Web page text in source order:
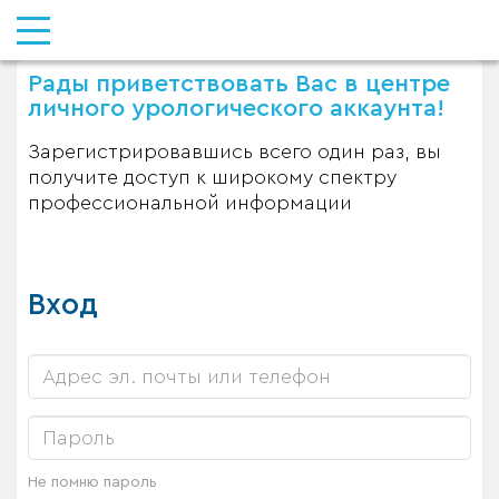
Рады приветствовать Вас в центре
личного урологического аккаунта!
Зарегистрировавшись всего один раз, вы
получите доступ к широкому спектру
профессиональной информации
Вход
Не помню пароль